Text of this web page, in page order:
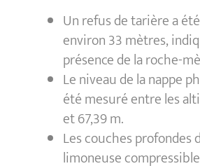
Un refus de tarière a
environ 33 mètres,
présence de la roche-
Le niveau de la nappe
été mesuré entre les
et 67,39 m.
Les couches profondes
limoneuse